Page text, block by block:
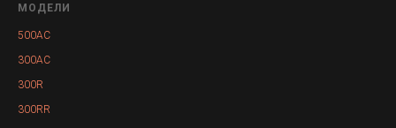
МОДЕЛИ
500AC
300AC
300R
300RR